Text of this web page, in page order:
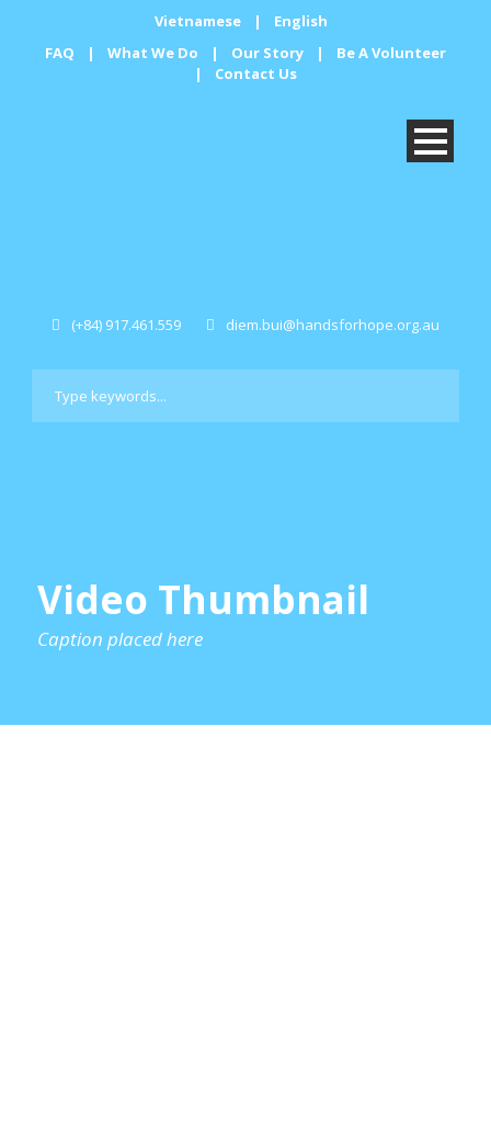
Vietnamese |
English
FAQ
| What We Do | Our Story |
Be A Volunteer
|
Contact Us
(+84) 917.461.559 diem.bui@handsforhope.org.au
Video Thumbnail
Caption placed here